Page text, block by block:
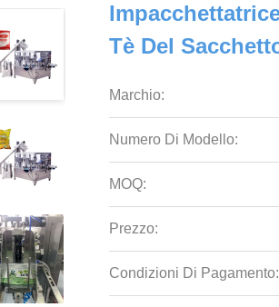
Tè Del
Marchio:
Numero Di Modello:
MOQ:
Prezzo:
Condizioni Di Pagamento: